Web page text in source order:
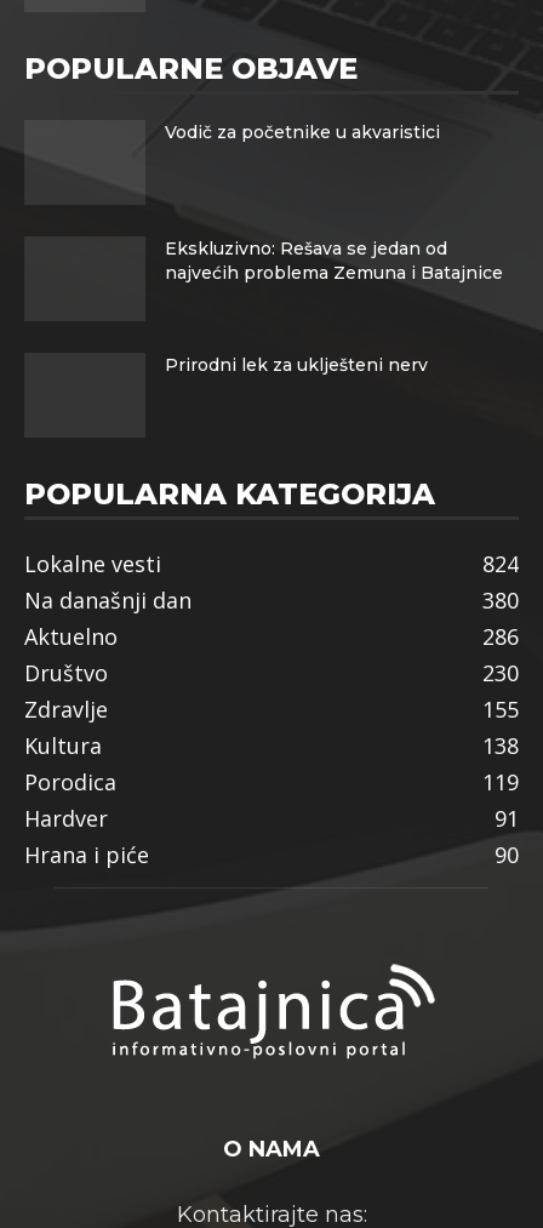
POPULARNE OBJAVE
Vodič za početnike u akvaristici
Ekskluzivno: Rešava se jedan od
najvećih problema Zemuna i Batajnice
Prirodni lek za uklješteni nerv
POPULARNA KATEGORIJA
Lokalne vesti
824
Na današnji dan
380
Aktuelno
286
Društvo
230
Zdravlje
155
Kultura
138
Porodica
119
Hardver
91
Hrana i piće
90
O NAMA
Kontaktirajte nas: